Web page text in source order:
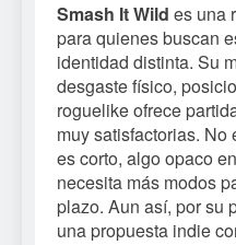
Smash It Wild es una
para quienes buscan
identidad distinta. Su
desgaste físico,
roguelike ofrece
muy satisfactorias. No
es corto, algo opaco
necesita más modos
plazo. Aun así, por su
una propuesta indie